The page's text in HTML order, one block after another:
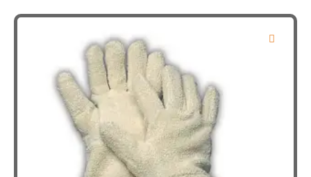
meerdere
Deze
optie
kan
gekozen
worden
op
de
productpagina